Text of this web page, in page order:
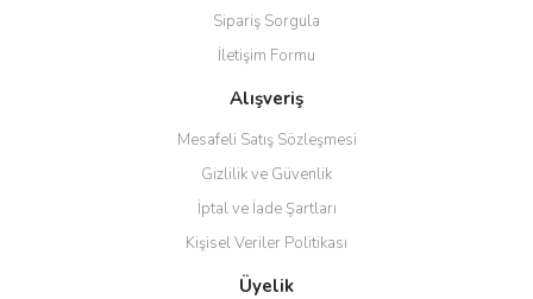
Sipariş Sorgula
İletişim Formu
Alışveriş
Mesafeli Satış Sözleşmesi
Gizlilik ve Güvenlik
İptal ve İade Şartları
Kişisel Veriler Politikası
Üyelik